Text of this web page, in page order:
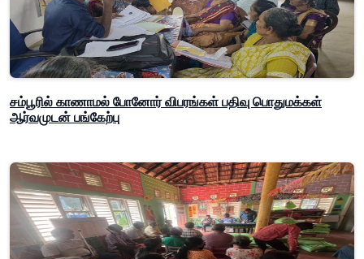
சம்பூரில் காணாமல் போனோர் விபரங்கள் பதிவு பொதுமக்கள்
ஆர்வமுடன் பங்கேற்பு